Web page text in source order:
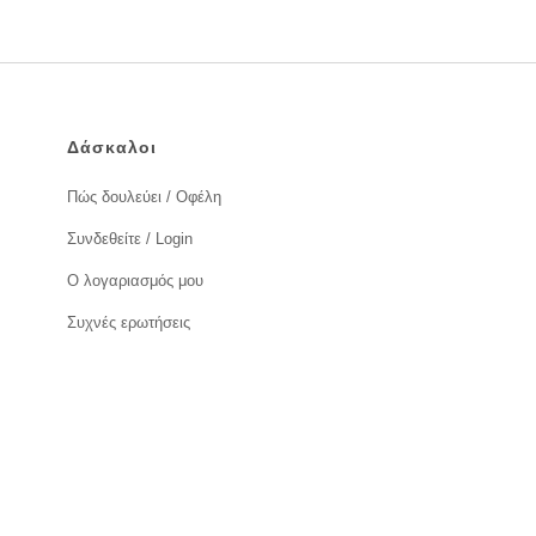
Δάσκαλοι
Πώς δουλεύει / Οφέλη
Συνδεθείτε / Login
Ο λογαριασμός μου
Συχνές ερωτήσεις